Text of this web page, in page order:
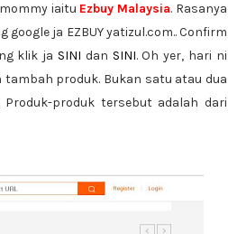
iaitu Ezbuy Malaysia. Rasanya
ja EZBUY yatizul.com.. Confirm
klik ja SINI dan SINI. Oh yer, hari ni
produk. Bukan satu atau dua
produk tersebut adalah dari